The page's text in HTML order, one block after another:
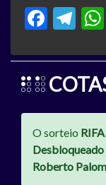
O sorteio
Desbloqueado
Roberto